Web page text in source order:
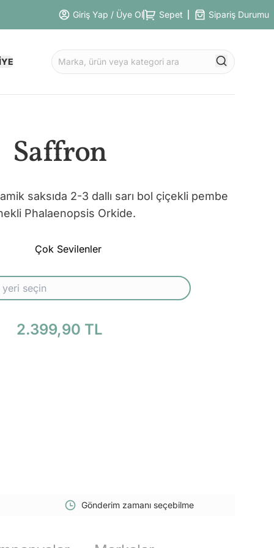
Giriş Yap / Üye Ol Sepet Sipariş Durumu
Saffron
saksıda 2-3 dallı sarı bol çiçekli pembe
Phalaenopsis Orkide.
Çok Sevilenler
2.399,90 TL
Gönderim zamanı seçebilme